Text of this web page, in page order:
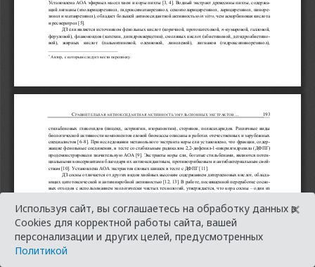
Используя сайт, вы соглашаетесь на обработку данных в
Cookies для корректной работы сайта, вашей
персонализации и других целей, предусмотренных
Политикой
×